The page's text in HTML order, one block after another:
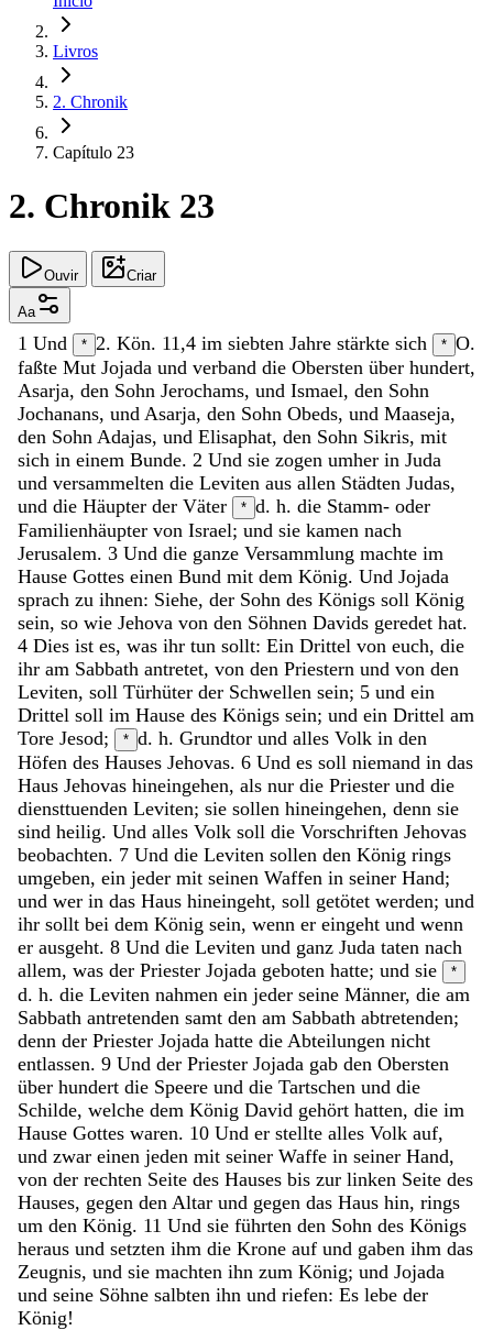
Livros
2. Chronik
Capítulo 23
2. Chronik 23
Ouvir Criar
Aa
1 Und * 2. Kön. 11,4 im siebten Jahre stärkte sich * O.
faßte Mut Jojada und verband die Obersten über hundert,
Asarja, den Sohn Jerochams, und Ismael, den Sohn
Jochanans, und Asarja, den Sohn Obeds, und Maaseja,
den Sohn Adajas, und Elisaphat, den Sohn Sikris, mit
sich in einem Bunde. 2 Und sie zogen umher in Juda
und versammelten die Leviten aus allen Städten Judas,
und die Häupter der Väter * d. h. die Stamm- oder
Familienhäupter von Israel; und sie kamen nach
Jerusalem. 3 Und die ganze Versammlung machte im
Hause Gottes einen Bund mit dem König. Und Jojada
sprach zu ihnen: Siehe, der Sohn des Königs soll König
sein, so wie Jehova von den Söhnen Davids geredet hat.
4 Dies ist es, was ihr tun sollt: Ein Drittel von euch, die
ihr am Sabbath antretet, von den Priestern und von den
Leviten, soll Türhüter der Schwellen sein; 5 und ein
Drittel soll im Hause des Königs sein; und ein Drittel am
Tore Jesod; * d. h. Grundtor und alles Volk in den
Höfen des Hauses Jehovas. 6 Und es soll niemand in das
Haus Jehovas hineingehen, als nur die Priester und die
diensttuenden Leviten; sie sollen hineingehen, denn sie
sind heilig. Und alles Volk soll die Vorschriften Jehovas
beobachten. 7 Und die Leviten sollen den König rings
umgeben, ein jeder mit seinen Waffen in seiner Hand;
und wer in das Haus hineingeht, soll getötet werden; und
ihr sollt bei dem König sein, wenn er eingeht und wenn
er ausgeht. 8 Und die Leviten und ganz Juda taten nach
allem, was der Priester Jojada geboten hatte; und sie *
d. h. die Leviten nahmen ein jeder seine Männer, die am
Sabbath antretenden samt den am Sabbath abtretenden;
denn der Priester Jojada hatte die Abteilungen nicht
entlassen. 9 Und der Priester Jojada gab den Obersten
über hundert die Speere und die Tartschen und die
Schilde, welche dem König David gehört hatten, die im
Hause Gottes waren. 10 Und er stellte alles Volk auf,
und zwar einen jeden mit seiner Waffe in seiner Hand,
von der rechten Seite des Hauses bis zur linken Seite des
Hauses, gegen den Altar und gegen das Haus hin, rings
um den König. 11 Und sie führten den Sohn des Königs
heraus und setzten ihm die Krone auf und gaben ihm das
Zeugnis, und sie machten ihn zum König; und Jojada
und seine Söhne salbten ihn und riefen: Es lebe der
König!